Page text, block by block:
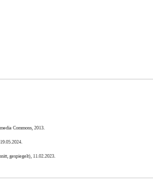
Commons, 2013.
gespiegelt), 11.02.2023.